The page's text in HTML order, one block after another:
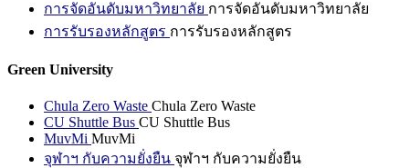
การจัดอันดับมหาวิทยาลัย การจัดอันดับมหาวิทยาลัย
การรับรองหลักสูตร การรับรองหลักสูตร
Green University
Chula Zero Waste Chula Zero Waste
CU Shuttle Bus CU Shuttle Bus
MuvMi MuvMi
จุฬาฯ กับความยั่งยืน จุฬาฯ กับความยั่งยืน